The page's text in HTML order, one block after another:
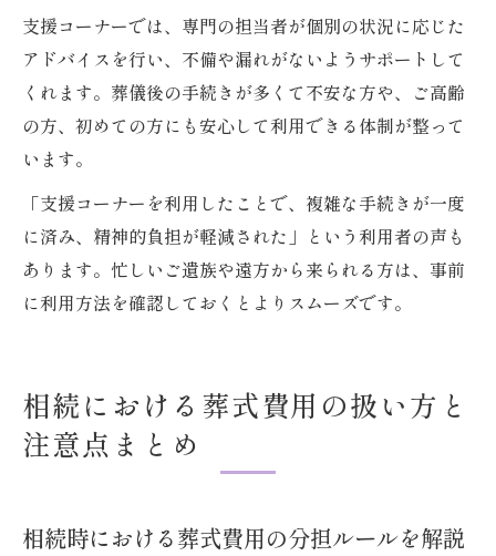
支援コーナーでは、専門の担当者が個別の状況に応じた
アドバイスを行い、不備や漏れがないようサポートして
くれます。葬儀後の手続きが多くて不安な方や、ご高齢
の方、初めての方にも安心して利用できる体制が整って
います。
「支援コーナーを利用したことで、複雑な手続きが一度
に済み、精神的負担が軽減された」という利用者の声も
あります。忙しいご遺族や遠方から来られる方は、事前
に利用方法を確認しておくとよりスムーズです。
相続における葬式費用の扱い方と
注意点まとめ
相続時における葬式費用の分担ルールを解説